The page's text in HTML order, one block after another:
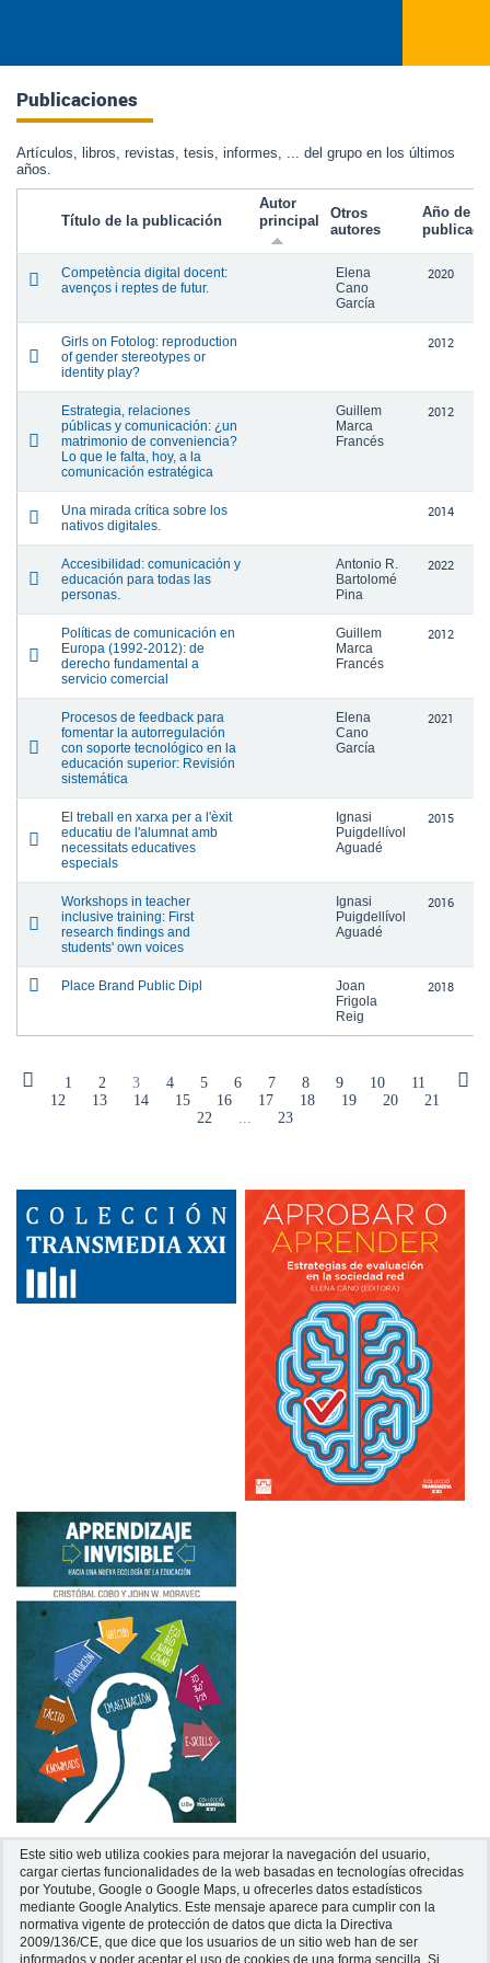
Publicaciones
Artículos, libros, revistas, tesis, informes, ... del grupo en los últimos
años.
Título de la publicación
Autor
principal
Otros
autores
Año de
Competència digital docent:
avenços i reptes de futur.
Elena
Cano
García
2020
Girls on Fotolog: reproduction
of gender stereotypes or
identity play?
2012
Estrategia, relaciones
públicas y comunicación: ¿un
matrimonio de conveniencia?
Lo que le falta, hoy, a la
comunicación estratégica
Guillem
Marca
Francés
2012
Una mirada crítica sobre los
nativos digitales.
2014
Accesibilidad: comunicación y
educación para todas las
personas.
Antonio R.
Bartolomé
Pina
2022
Políticas de comunicación en
Europa (1992-2012): de
derecho fundamental a
servicio comercial
Guillem
Marca
Francés
2012
Procesos de feedback para
fomentar la autorregulación
con soporte tecnológico en la
educación superior: Revisión
sistemática
Elena
Cano
García
2021
El treball en xarxa per a l'èxit
educatiu de l'alumnat amb
necessitats educatives
especials
Ignasi
Puigdellívol
Aguadé
2015
Workshops in teacher
inclusive training: First
research findings and
students' own voices
Ignasi
Puigdellívol
Aguadé
2016
Place Brand Public Dipl
Joan
Frigola
Reig
2018
1 2 3 4 5 6 7 8 9 10
11
12
13 14 15 16 17 18 19 20
21
22
... 23
Universitat de Barcelona
Este sitio web utiliza cookies para mejorar la navegación del usuario,
cargar ciertas funcionalidades de la web basadas en tecnologías ofrecidas
por Youtube, Google o Google Maps, u ofrecerles datos estadísticos
mediante Google Analytics. Este mensaje aparece para cumplir con la
normativa vigente de protección de datos que dicta la Directiva
2009/136/CE, que dice que los usuarios de un sitio web han de ser
informados y poder aceptar el uso de cookies de una forma sencilla. Si